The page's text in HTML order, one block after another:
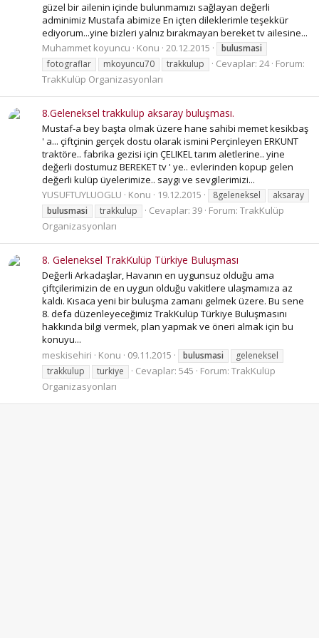
güzel bir ailenin içinde bulunmamızı sağlayan değerli
adminimiz Mustafa abimize En içten dileklerimle teşekkür
ediyorum...yine bizleri yalnız bırakmayan bereket tv ailesine...
Muhammet koyuncu
Konu 20.12.2015
bulusmasi
fotograflar
mkoyuncu70 trakkulup Cevaplar: 24 Forum:
TrakKulüp Organizasyonları
8.Geleneksel trakkulüp aksaray buluşması.
Mustaf-a bey başta olmak üzere hane sahibi memet kesikbaş
' a... çiftçinin gerçek dostu olarak ismini Perçinleyen ERKUNT
traktöre.. fabrika gezisi için ÇELIKEL tarım aletlerine.. yine
değerli dostumuz BEREKET tv ' ye.. evlerinden kopup gelen
değerli kulüp üyelerimize.. saygı ve sevgilerimizi...
YUSUFTUYLUOGLU
Konu 19.12.2015 8geleneksel
aksaray
bulusmasi
trakkulup Cevaplar: 39 Forum: TrakKulüp
Organizasyonları
8. Geleneksel TrakKulüp Türkiye Buluşması
Değerli Arkadaşlar, Havanın en uygunsuz olduğu ama
çiftçilerimizin de en uygun olduğu vakitlere ulaşmamıza az
kaldı. Kısaca yeni bir buluşma zamanı gelmek üzere. Bu sene
8. defa düzenleyeceğimiz TrakKulüp Türkiye Buluşmasını
hakkında bilgi vermek, plan yapmak ve öneri almak için bu
konuyu...
meskisehiri
Konu 09.11.2015 bulusmasi
geleneksel
trakkulup
turkiye Cevaplar: 545 Forum: TrakKulüp
Organizasyonları